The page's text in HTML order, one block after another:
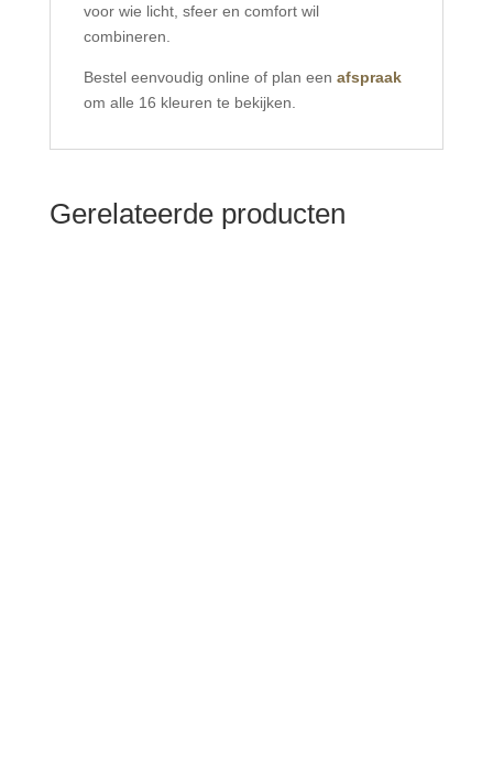
voor wie licht, sfeer en comfort wil
combineren.
Bestel eenvoudig online of plan een afspraak
om alle 16 kleuren te bekijken.
Gerelateerde producten